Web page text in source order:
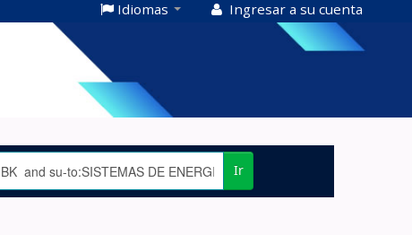
Idiomas Ingresar a su cuenta
Ir